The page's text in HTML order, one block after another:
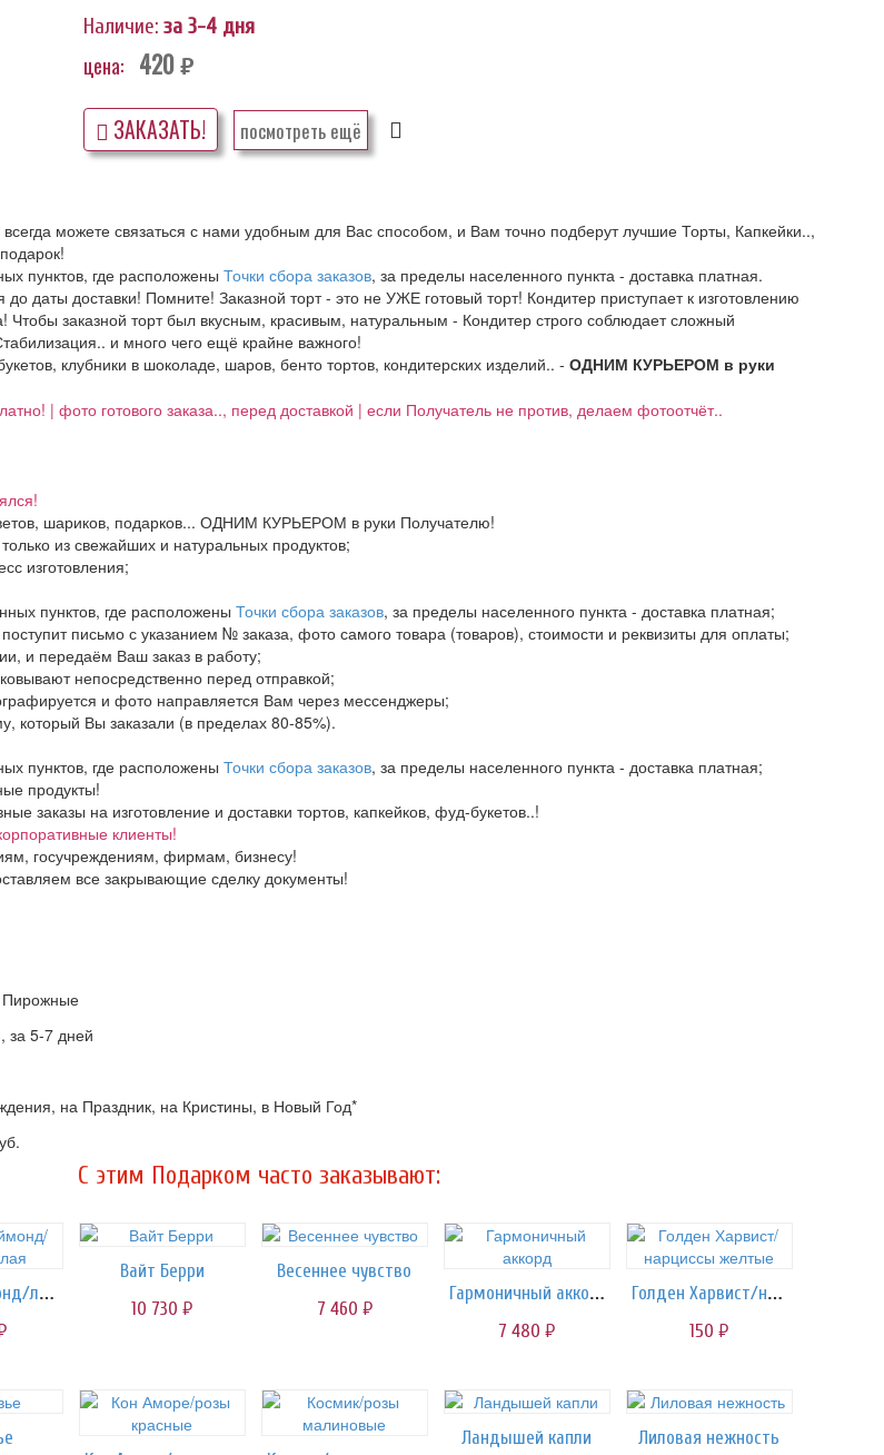
Наличие: за 3-4 дня
цена: 420 руб.
ЗАКАЗАТЬ! посмотреть ещё
можете связаться с нами удобным для Вас способом, и Вам точно подберут лучшие Торты, Капкейки..,
пунктов, где расположены Точки сбора заказов, за пределы населенного пункта - доставка платная.
даты доставки! Помните! Заказной торт - это не УЖЕ готовый торт! Кондитер приступает к изготовлению
заказной торт был вкусным, красивым, натуральным - Кондитер строго соблюдает сложный
и много чего ещё крайне важного!
клубники в шоколаде, шаров, бенто тортов, кондитерских изделий.. - ОДНИМ КУРЬЕРОМ в руки
| фото готового заказа.., перед доставкой | если Получатель не против, делаем фотоотчёт..
шариков, подарков... ОДНИМ КУРЬЕРОМ в руки Получателю!
из свежайших и натуральных продуктов;
изготовления;
пунктов, где расположены Точки сбора заказов, за пределы населенного пункта - доставка платная;
письмо с указанием № заказа, фото самого товара (товаров), стоимости и реквизиты для оплаты;
и передаём Ваш заказ в работу;
непосредственно перед отправкой;
и фото направляется Вам через мессенджеры;
который Вы заказали (в пределах 80-85%).
пунктов, где расположены Точки сбора заказов, за пределы населенного пункта - доставка платная;
продукты!
заказы на изготовление и доставки тортов, капкейков, фуд-букетов..!
клиенты!
госучреждениям, фирмам, бизнесу!
все закрывающие сделку документы!
Пирожные
за 5-7 дней
на Праздник, на Кристины, в Новый Год*
C этим Подарком часто заказывают:
Брайт Даймонд/лилия белая
Вайт Берри
10 730 руб.
Весеннее чувство
7 460 руб.
Гармоничный аккорд
7 480 руб.
Голден Харвист/нарциссы желтые
150 руб.
Ландышей капли
Лиловая нежность